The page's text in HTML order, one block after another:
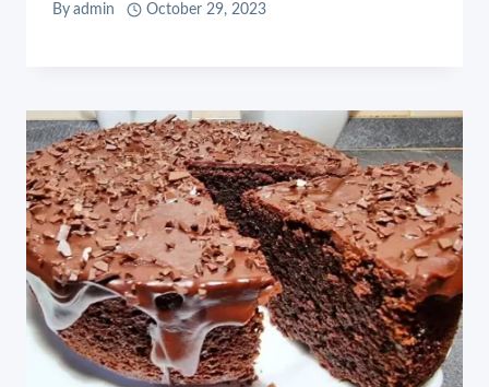
By admin October 29, 2023